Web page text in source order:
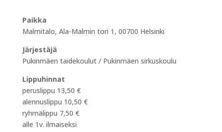
Paikka
Malmitalo, Ala-Malmin tori 1, 00700 Helsinki
Järjestäjä
Pukinmäen taidekoulut / Pukinmäen sirkuskoulu
Lippuhinnat
peruslippu 13,50 €
alennuslippu 10,50 €
ryhmälippu 7,50 €
alle 1v. ilmaiseksi